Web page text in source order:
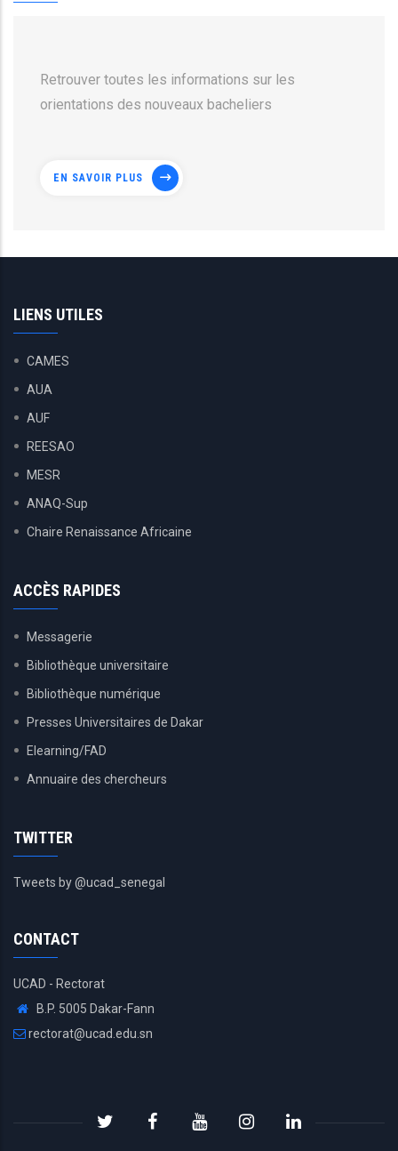
Retrouver toutes les informations sur les
orientations des nouveaux bacheliers
EN SAVOIR PLUS
LIENS UTILES
CAMES
AUA
AUF
REESAO
MESR
ANAQ-Sup
Chaire Renaissance Africaine
ACCÈS RAPIDES
Messagerie
Bibliothèque universitaire
Bibliothèque numérique
Presses Universitaires de Dakar
Elearning/FAD
Annuaire des chercheurs
TWITTER
Tweets by @ucad_senegal
CONTACT
UCAD - Rectorat
B.P. 5005 Dakar-Fann
rectorat@ucad.edu.sn